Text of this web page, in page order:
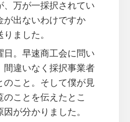
、万が一採択されてい
が出ないわけですか
ました。
日。早速商工会に問い
間違いなく採択事業者
のこと。そして僕が見
のことを伝えたとこ
が分かりました。